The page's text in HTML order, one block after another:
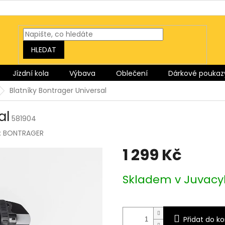
HLEDAT
Jízdní kola Výbava Oblečení Dárkové
Blatníky Bontrager Universal
581904
BONTRAGER
1 299 Kč
cena:
Skladem v
Přidat do